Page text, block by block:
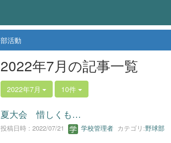
部活動
2022年7月の記事一覧
2022年7月 10件
夏大会 惜しくも…
投稿日時 : 2022/07/21 学校管理者カテゴリ:野球部